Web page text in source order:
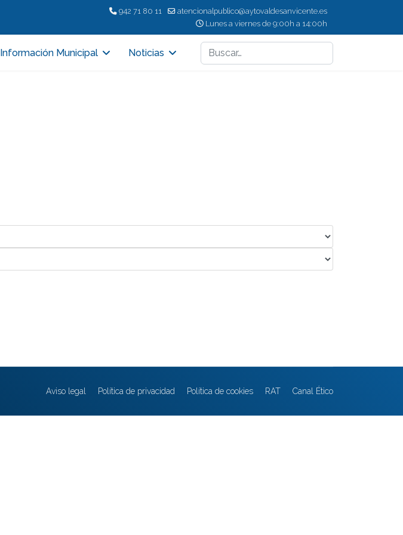
942 71 80 11
atencionalpublico@aytovaldesanvicente.es
Lunes a viernes de 9:00h a 14:00h
Información Municipal Noticias
Buscar
Aviso legal Política de privacidad Política de cookies RAT Canal Ético